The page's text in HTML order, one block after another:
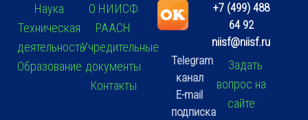
Наука
Техническая
деятельность
Образование
О НИИСФ
РААСН
Учредительные
документы
Контакты
Telegram
канал
E-mail
подписка
+7 (499) 488
64 92
niisf@niisf.ru
Задать
вопрос на
сайте